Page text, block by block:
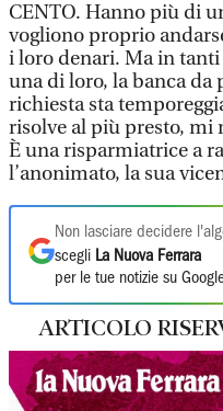
CENTO. Hanno più di
vogliono proprio
i loro denari. Ma in tanti
una di loro, la banca da
richiesta sta
risolve al più presto, mi
È una risparmiatrice a
l’anonimato, la sua
Non lasciare decidere
scegli La Nuova Ferrara
per le tue notizie su
ARTICOLO